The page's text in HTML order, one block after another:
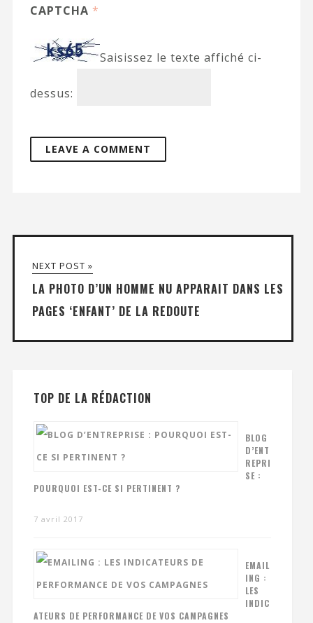
CAPTCHA *
Saisissez le texte affiché ci-
dessus:
NEXT POST »
LA PHOTO D’UN HOMME NU APPARAIT DANS LES
PAGES ‘ENFANT’ DE LA REDOUTE
TOP DE LA RÉDACTION
BLOG
D’ENT
REPRI
SE :
POURQUOI EST-CE SI PERTINENT ?
7 avril 2017
EMAIL
ING :
LES
INDIC
ATEURS DE PERFORMANCE DE VOS CAMPAGNES